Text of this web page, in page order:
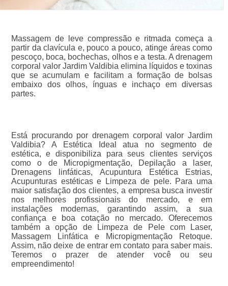
Massagem de leve compressão e ritmada começa a
partir da clavícula e, pouco a pouco, atinge áreas como
pescoço, boca, bochechas, olhos e a testa. A drenagem
corporal valor Jardim Valdibia elimina líquidos e toxinas
que se acumulam e facilitam a formação de bolsas
embaixo dos olhos, ínguas e inchaço em diversas
partes.
Está procurando por drenagem corporal valor Jardim
Valdibia? A Estética Ideal atua no segmento de
estética, e disponibiliza para seus clientes serviços
como o de Micropigmentação, Depilação a laser,
Drenagens linfáticas, Acupuntura Estética Estrias,
Acupunturas estéticas e Limpeza de pele. Para uma
maior satisfação dos clientes, a empresa busca investir
nos melhores profissionais do mercado, e em
instalações modernas, garantindo assim, a sua
confiança e boa cotação no mercado. Oferecemos
também a opção de Limpeza de Pele com Laser,
Massagem Linfática e Micropigmentação Retoque.
Assim, não deixe de entrar em contato para saber mais.
Teremos o prazer de atender você ou seu
empreendimento!